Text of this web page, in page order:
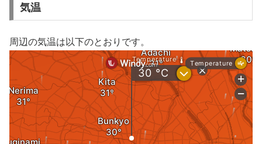
気温
周辺の気温は以下のとおりです。